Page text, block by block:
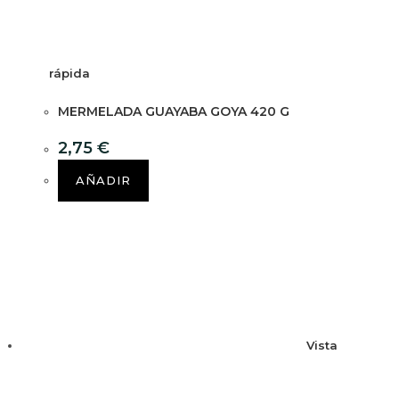
rápida
MERMELADA GUAYABA GOYA 420 G
2,75 €
AÑADIR
Vista